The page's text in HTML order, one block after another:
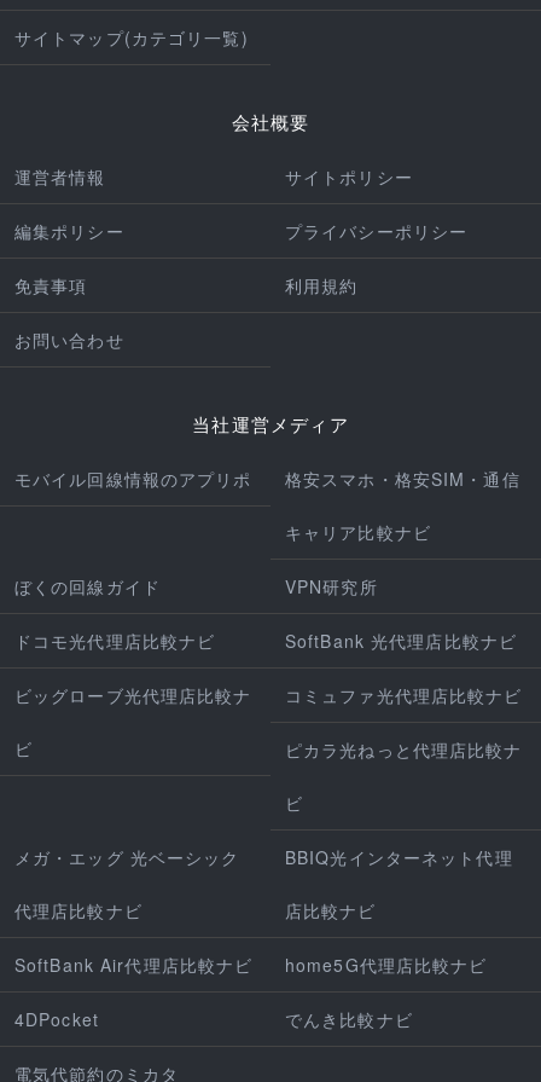
サイトマップ(カテゴリ一覧)
会社概要
運営者情報 サイトポリシー
編集ポリシー プライバシーポリシー
免責事項 利用規約
お問い合わせ
当社運営メディア
モバイル回線情報のアプリポ 格安スマホ・格安SIM・通信
キャリア比較ナビ
ぼくの回線ガイド VPN研究所
ドコモ光代理店比較ナビ SoftBank 光代理店比較ナビ
ビッグローブ光代理店比較ナ
ビ
コミュファ光代理店比較ナビ
ピカラ光ねっと代理店比較ナ
ビ
メガ・エッグ 光ベーシック
代理店比較ナビ
BBIQ光インターネット代理
店比較ナビ
SoftBank Air代理店比較ナビ home5G代理店比較ナビ
4DPocket でんき比較ナビ
電気代節約のミカタ